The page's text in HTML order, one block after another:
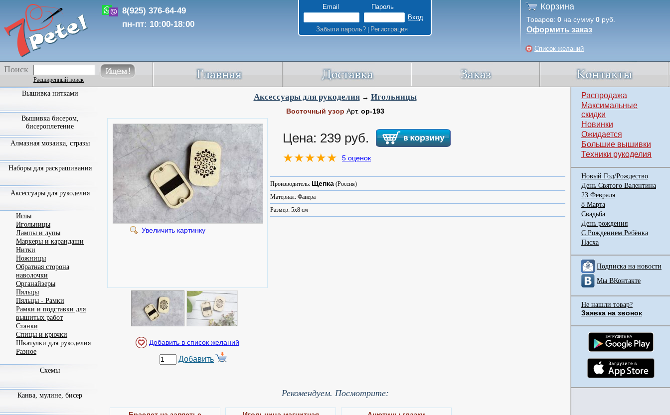
8(925) 376-64-49
пн-пт: 10:00-18:00
Email Пароль
Забыли пароль?| Регистрация
Корзина
Товаров: 0 на сумму 0 руб.
Оформить заказ
Список желаний
Поиск
Расширенный поиск
Аксессуары для рукоделия→ Игольницы
Восточный узор Арт. ор-193
Увеличить картинку
Добавить
Цена: 239 руб.
5 оценок
Производитель: Щепка (Россия)
Материал: Фанера
Размер: 5x8 см
Рекомендуем. Посмотрите:
Вышивка нитками
Вышивка бисером,
бисероплетение
Алмазная мозаика, стразы
Наборы для раскрашивания
Аксессуары для рукоделия
Иглы
Игольницы
Лампы и лупы
Маркеры и карандаши
Нитки
Ножницы
Обратная сторона
наволочки
Органайзеры
Пяльцы
Пяльцы - Рамки
Рамки и подставки для
вышитых работ
Станки
Спицы и крючки
Шкатулки для рукоделия
Разное
Схемы
Канва, мулине, бисер
Распродажа
Максимальные
скидки
Новинки
Ожидается
Большие вышивки
Техники рукоделия
Новый Год/Рождество
День Святого Валентина
23 Февраля
8 Марта
Свадьба
День рождения
С Рождением Ребёнка
Пасха
Подписка на новости
Мы ВКонтакте
Не нашли товар?
Заявка на звонок